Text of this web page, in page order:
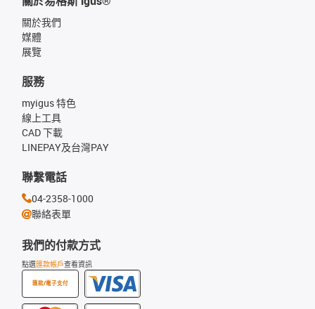
關於我們
媒體
展覽
我們的付款方式
點選匯款帳戶查看資訊
匯款/電子支付
服務
myigus 特色
線上工具
CAD 下載
LINEPAY及台灣PAY
聯繫電話
04-2358-1000
聯絡表單